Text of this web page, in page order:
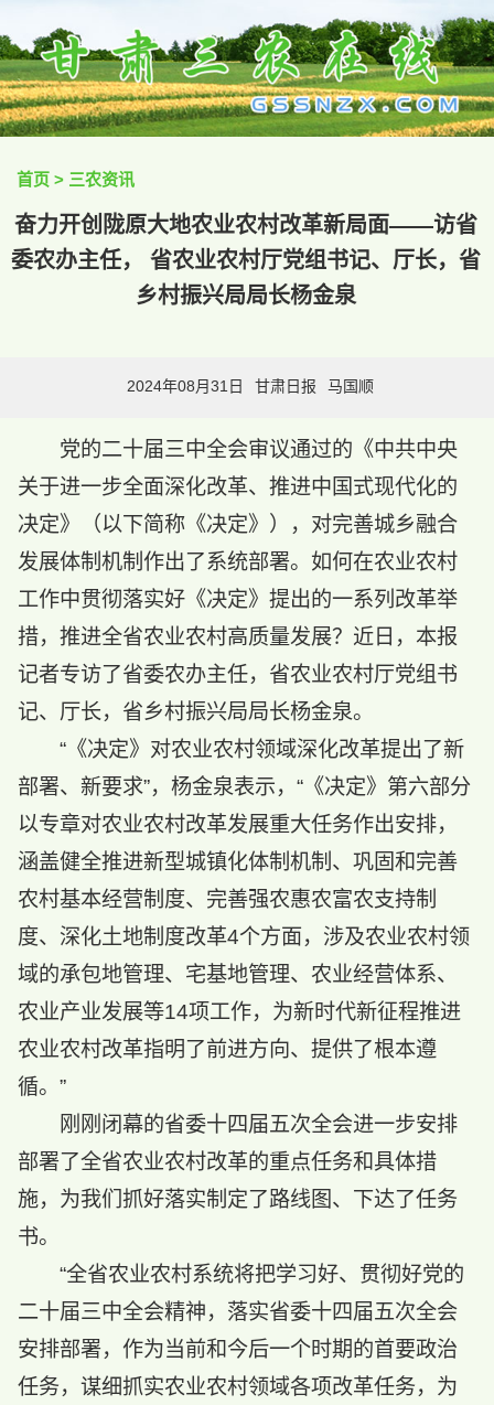
首页 > 三农资讯
奋力开创陇原大地农业农村改革新局面——访省
委农办主任， 省农业农村厅党组书记、厅长，省
乡村振兴局局长杨金泉
2024年08月31日 甘肃日报 马国顺
党的二十届三中全会审议通过的《中共中央
关于进一步全面深化改革、推进中国式现代化的
决定》（以下简称《决定》），对完善城乡融合
发展体制机制作出了系统部署。如何在农业农村
工作中贯彻落实好《决定》提出的一系列改革举
措，推进全省农业农村高质量发展？近日，本报
记者专访了省委农办主任，省农业农村厅党组书
记、厅长，省乡村振兴局局长杨金泉。
“《决定》对农业农村领域深化改革提出了新
部署、新要求”，杨金泉表示，“《决定》第六部分
以专章对农业农村改革发展重大任务作出安排，
涵盖健全推进新型城镇化体制机制、巩固和完善
农村基本经营制度、完善强农惠农富农支持制
度、深化土地制度改革4个方面，涉及农业农村领
域的承包地管理、宅基地管理、农业经营体系、
农业产业发展等14项工作，为新时代新征程推进
农业农村改革指明了前进方向、提供了根本遵
循。”
刚刚闭幕的省委十四届五次全会进一步安排
部署了全省农业农村改革的重点任务和具体措
施，为我们抓好落实制定了路线图、下达了任务
书。
“全省农业农村系统将把学习好、贯彻好党的
二十届三中全会精神，落实省委十四届五次全会
安排部署，作为当前和今后一个时期的首要政治
任务，谋细抓实农业农村领域各项改革任务，为